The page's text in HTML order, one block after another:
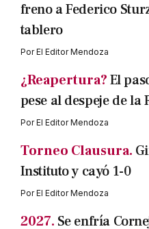
freno a Federico
tablero
PorEl Editor Mendoza
¿Reapertura?El
pese al despeje de la
PorEl Editor Mendoza
Torneo Clausura.
Instituto y cayó 1-0
PorEl Editor Mendoza
2027. Se enfría